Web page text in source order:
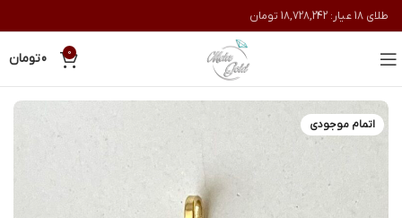
طلای 18 عیار: 18,728,242 تومان
0
0تومان
اتمام موجودی